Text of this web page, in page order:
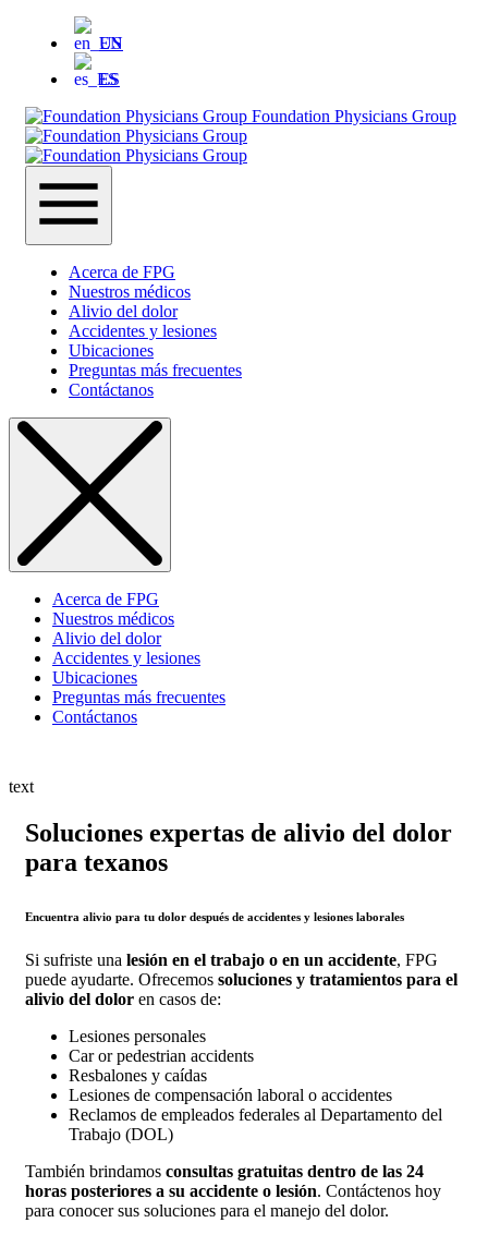
EN
ES
Foundation Physicians Group
Acerca de FPG
Nuestros médicos
Alivio del dolor
Accidentes y lesiones
Ubicaciones
Preguntas más frecuentes
Contáctanos
Acerca de FPG
Nuestros médicos
Alivio del dolor
Accidentes y lesiones
Ubicaciones
Preguntas más frecuentes
Contáctanos
text
Soluciones expertas de alivio del dolor
para texanos
Encuentra alivio para tu dolor después de accidentes y lesiones laborales
Si sufriste una lesión en el trabajo o en un accidente, FPG
puede ayudarte. Ofrecemos soluciones y tratamientos para el
alivio del dolor en casos de:
Lesiones personales
Car or pedestrian accidents
Resbalones y caídas
Lesiones de compensación laboral o accidentes
Reclamos de empleados federales al Departamento del
Trabajo (DOL)
También brindamos consultas gratuitas dentro de las 24
horas posteriores a su accidente o lesión. Contáctenos hoy
para conocer sus soluciones para el manejo del dolor.